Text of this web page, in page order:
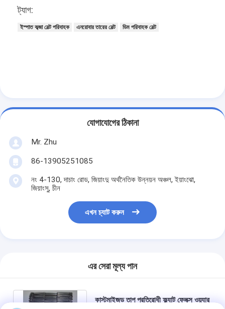
ট্যাগ:
ইস্পাত কব্জা বেল্ট পরিবাহক এনরোবার তারের বেল্ট ডিম পরিবাহক বেল্ট
যোগাযোগের ঠিকানা
Mr. Zhu
86-13905251085
নং 4-130, দাচাং রোড, জিয়াংদু অর্থনৈতিক উন্নয়ন অঞ্চল, ইয়াংঝো,
জিয়াংসু, চীন
এখন চ্যাট করুন
এর সেরা মূল্য পান
কাস্টমাইজড তাপ প্রতিরোধী ফ্ল্যাট ফ্লেক্স ওয়্যার